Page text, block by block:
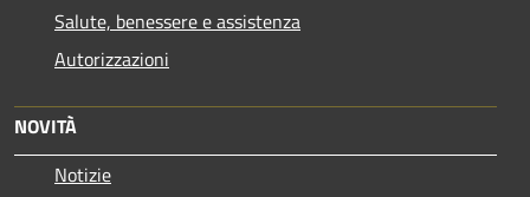
Salute, benessere e assistenza
Autorizzazioni
NOVITÀ
Notizie